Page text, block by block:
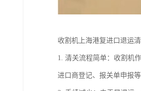
收割机上海港复进口退运
1. 清关流程简单：收割机
进口商登记、报关单申报等